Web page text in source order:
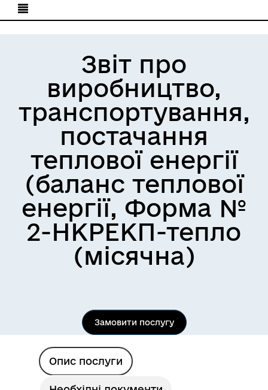
Звіт про
виробництво,
транспортування,
постачання
теплової енергії
(баланс теплової
енергії, Форма №
2-НКРЕКП-тепло
(місячна)
Замовити послугу
Опис послуги